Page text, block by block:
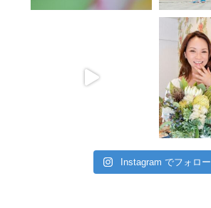
Instagram でフォロー